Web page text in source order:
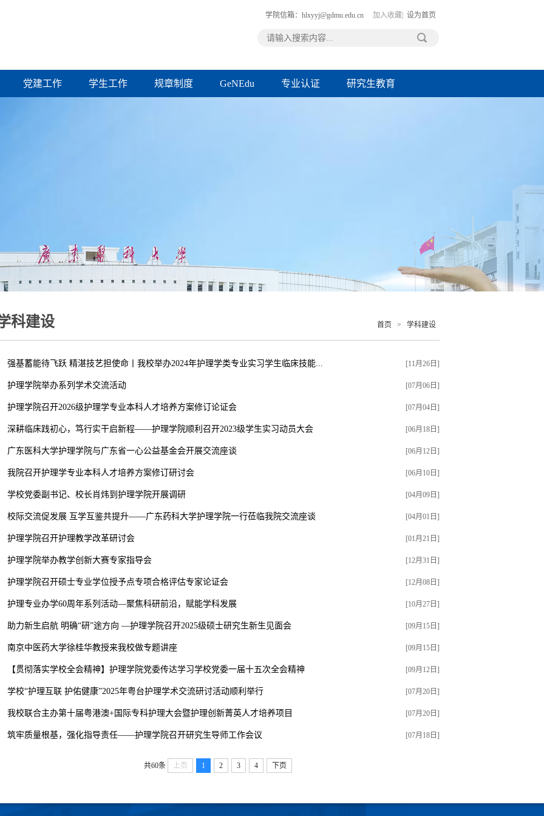
学院信箱：hlxyyj@gdmu.edu.cn 加入收藏| 设为首页
党建工作 学生工作 规章制度 GeNEdu 专业认证 研究生教育
科建设 首页 > 学科建设
强基蓄能待飞跃 精湛技艺担使命丨我校举办2024年护理学类专业实习学生临床技能... [11月26日]
护理学院举办系列学术交流活动 [07月06日]
护理学院召开2026级护理学专业本科人才培养方案修订论证会 [07月04日]
深耕临床践初心，笃行实干启新程——护理学院顺利召开2023级学生实习动员大会 [06月18日]
广东医科大学护理学院与广东省一心公益基金会开展交流座谈 [06月12日]
我院召开护理学专业本科人才培养方案修订研讨会 [06月10日]
学校党委副书记、校长肖炜到护理学院开展调研 [04月09日]
校际交流促发展 互学互鉴共提升——广东药科大学护理学院一行莅临我院交流座谈 [04月01日]
护理学院召开护理教学改革研讨会 [01月21日]
护理学院举办教学创新大赛专家指导会 [12月31日]
护理学院召开硕士专业学位授予点专项合格评估专家论证会 [12月08日]
护理专业办学60周年系列活动—聚焦科研前沿，赋能学科发展 [10月27日]
助力新生启航 明确“研”途方向 —护理学院召开2025级硕士研究生新生见面会 [09月15日]
南京中医药大学徐桂华教授来我校做专题讲座 [09月15日]
【贯彻落实学校全会精神】护理学院党委传达学习学校党委一届十五次全会精神 [09月12日]
学校“护理互联 护佑健康”2025年粤台护理学术交流研讨活动顺利举行 [07月20日]
我校联合主办第十届粤港澳+国际专科护理大会暨护理创新菁英人才培养项目 [07月20日]
筑牢质量根基，强化指导责任——护理学院召开研究生导师工作会议 [07月18日]
共60条 上页 1 2 3 4 下页